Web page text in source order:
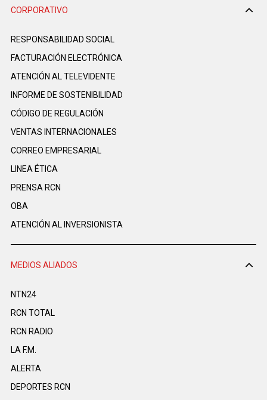
CORPORATIVO
RESPONSABILIDAD SOCIAL
FACTURACIÓN ELECTRÓNICA
ATENCIÓN AL TELEVIDENTE
INFORME DE SOSTENIBILIDAD
CÓDIGO DE REGULACIÓN
VENTAS INTERNACIONALES
CORREO EMPRESARIAL
LINEA ÉTICA
PRENSA RCN
OBA
ATENCIÓN AL INVERSIONISTA
MEDIOS ALIADOS
NTN24
RCN TOTAL
RCN RADIO
LA F.M.
ALERTA
DEPORTES RCN